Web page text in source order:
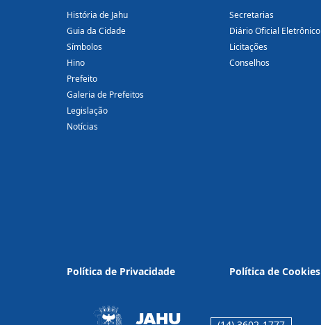
História de Jahu
Guia da Cidade
Símbolos
Hino
Prefeito
Galeria de Prefeitos
Legislação
Notícias
Secretarias
Diário Oficial Eletrônico
Licitações
Conselhos
Política de Privacidade Política de Cookies